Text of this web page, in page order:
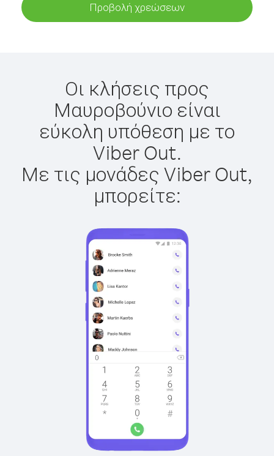
Προβολή χρεώσεων
Οι κλήσεις προς
Μαυροβούνιο είναι
εύκολη υπόθεση με το
Viber Out.
Με τις μονάδες Viber Out,
μπορείτε: